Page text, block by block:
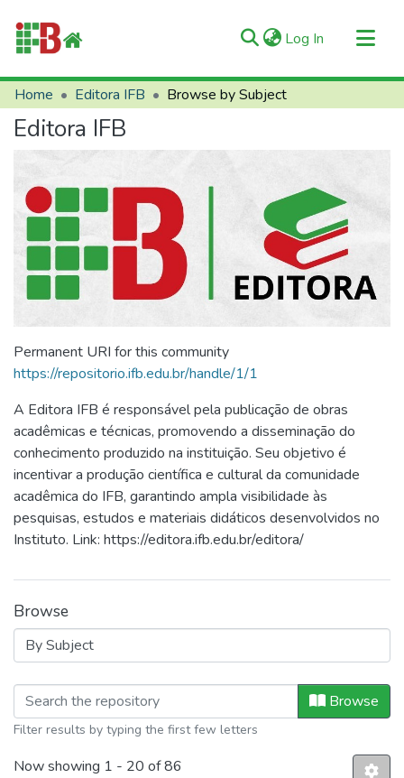
Log In (current)
Communities & Collections
All of RIIFB
Manuals and Terms
Help
Contacts
Home Editora IFB Browse by Subject
Editora IFB
Permanent URI for this community
https://repositorio.ifb.edu.br/handle/1/1
A Editora IFB é responsável pela publicação de obras
acadêmicas e técnicas, promovendo a disseminação do
conhecimento produzido na instituição. Seu objetivo é
incentivar a produção científica e cultural da comunidade
acadêmica do IFB, garantindo ampla visibilidade às
pesquisas, estudos e materiais didáticos desenvolvidos no
Instituto. Link: https://editora.ifb.edu.br/editora/
Browse
Browsing Editora IFB by SubjectBrowse
Filter results by typing the first few letters
Now showing 1 - 20 of 86